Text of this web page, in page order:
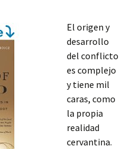
El origen y
desarrollo
del conflicto
es complejo
y tiene mil
caras, como
la propia
realidad
cervantina.